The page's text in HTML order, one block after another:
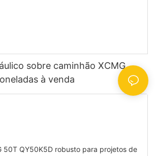
sobre caminhão XCMG
à venda